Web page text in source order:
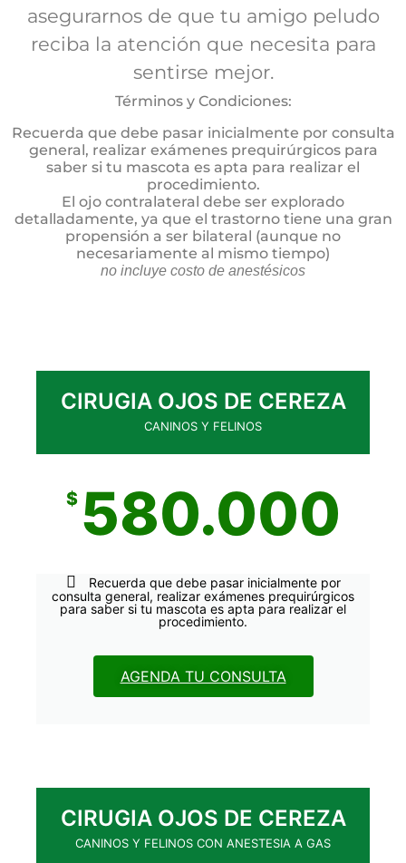
asegurarnos de que tu amigo peludo
reciba la atención que necesita para
sentirse mejor.
Términos y Condiciones:
Recuerda que debe pasar inicialmente por consulta
general, realizar exámenes prequirúrgicos para
saber si tu mascota es apta para realizar el
procedimiento.
El ojo contralateral debe ser explorado
detalladamente, ya que el trastorno tiene una gran
propensión a ser bilateral (aunque no
necesariamente al mismo tiempo)
no incluye costo de anestésicos
CIRUGIA OJOS DE CEREZA
CANINOS Y FELINOS
$ 580.000
Recuerda que debe pasar inicialmente por
consulta general, realizar exámenes prequirúrgicos
para saber si tu mascota es apta para realizar el
procedimiento.
AGENDA TU CONSULTA
CIRUGIA OJOS DE CEREZA
CANINOS Y FELINOS CON ANESTESIA A GAS